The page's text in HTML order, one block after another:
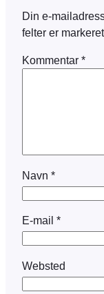
Din e-
felter er
Kommentar *
Navn *
E-mail *
Websted